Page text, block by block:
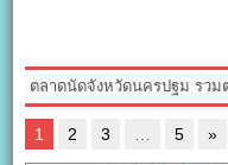
ตลาดนัดจังหวัดนครปฐม รว
1 2 3 5 »